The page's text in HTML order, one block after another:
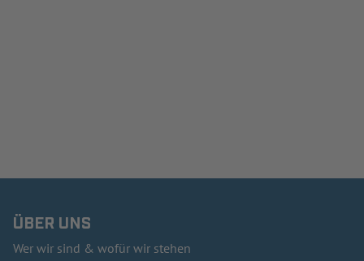
ÜBER UNS
Wer wir sind & wofür wir stehen